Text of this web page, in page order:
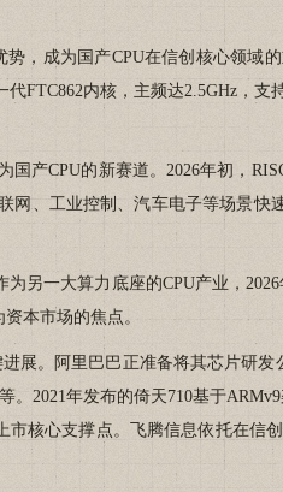
成为国产CPU在信创核心领域
代FTC862内核，主频达2.5GHz，
CPU的新赛道。2026年初，
网、工业控制、汽车电子等场景
一大算力底座的CPU产业，2026
本市场的焦点。
。阿里巴巴正准备将其芯片研发
。2021年发布的倚天710基于
市核心支撑点。飞腾信息依托在